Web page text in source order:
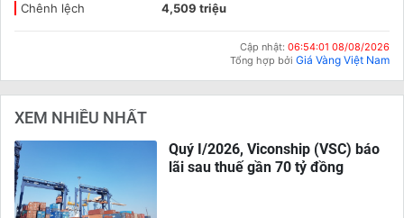
Chênh lệch
4,509 triệu
Cập nhật: 06:54:01 08/08/2026
Tổng hợp bởi Giá Vàng Việt Nam
XEM NHIỀU NHẤT
Quý I/2026, Viconship (VSC) báo
lãi sau thuế gần 70 tỷ đồng